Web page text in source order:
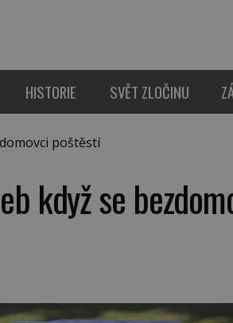
HISTORIE SVĚT ZLOČINU
poštěstí
když se